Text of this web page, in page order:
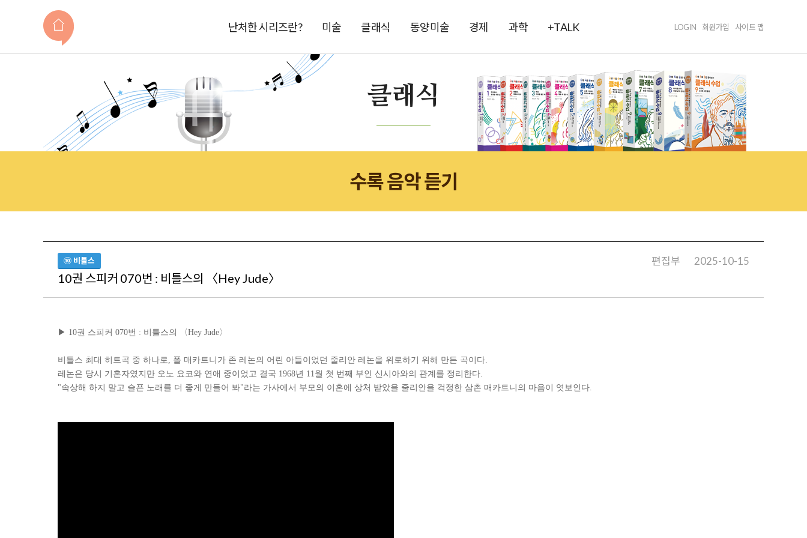
난처한 시리즈란? 미술 클래식 동양미술 경제 과학 +TALK LOGIN 회원가입 사이트 맵
클래식
수록 음악 듣기
⑩ 비틀스
10권 스피커 070번 : 비틀스의 〈Hey Jude〉
편집부 2025-10-15
▶ 10권 스피커 070번 : 비틀스의 〈Hey Jude〉
비틀스 최대 히트곡 중 하나로, 폴 매카트니가 존 레논의 어린 아들이었던 줄리안 레논을 위로하기 위해 만든 곡이다.
레논은 당시 기혼자였지만 오노 요코와 연애 중이었고 결국 1968년 11월 첫 번째 부인 신시아와의 관계를 정리한다.
"속상해 하지 말고 슬픈 노래를 더 좋게 만들어 봐"라는 가사에서 부모의 이혼에 상처 받았을 줄리안을 걱정한 삼촌 매카트니의 마음이 엿보인다.